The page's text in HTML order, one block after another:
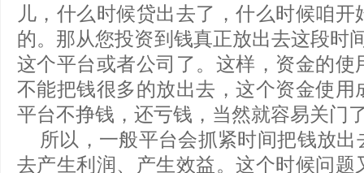
儿，什么时候贷出去了，什么时候咱
的。那从您投资到钱真正放出去这段时
这个平台或者公司了。这样，资金的使
不能把钱很多的放出去，这个资金使用
平台不挣钱，还亏钱，当然就容易关门
所以，一般平台会抓紧时间把钱放
去产生利润、产生效益。这个时候问题